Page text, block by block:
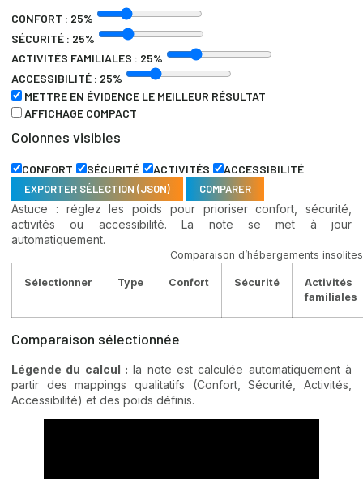
CONFORT : 25%
SÉCURITÉ : 25%
ACTIVITÉS FAMILIALES : 25%
ACCESSIBILITÉ : 25%
METTRE EN ÉVIDENCE LE MEILLEUR RÉSULTAT
AFFICHAGE COMPACT
Colonnes visibles
CONFORT SÉCURITÉ ACTIVITÉS ACCESSIBILITÉ
EXPORTER SÉLECTION (JSON) COMPARER
Astuce : réglez les poids pour prioriser confort, sécurité,
activités ou accessibilité. La note se met à jour
automatiquement.
Comparaison d’hébergements insolites
Sélectionner Type Confort Sécurité
Activités
familiales
Comparaison sélectionnée
Légende du calcul : la note est calculée automatiquement à
partir des mappings qualitatifs (Confort, Sécurité, Activités,
Accessibilité) et des poids définis.